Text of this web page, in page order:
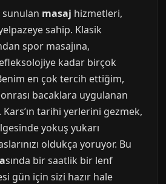
sunulan masaj hizmetleri,
sahip. Klasik
spor masajına,
kadar birçok
en çok tercih ettiğim,
bacaklara uygulanan
tarihi yerlerini gezmek,
yokuş yukarı
oldukça yoruyor. Bu
sında bir saatlik bir lenf
gün için sizi hazır hale